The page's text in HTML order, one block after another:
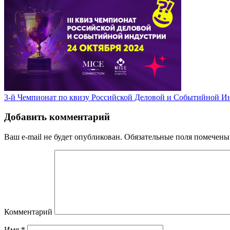
3-й Чемпионат по квизу Российской Деловой и Событийной
Добавить комментарий
Ваш e-mail не будет опубликован. Обязательные поля помечены
Комментарий